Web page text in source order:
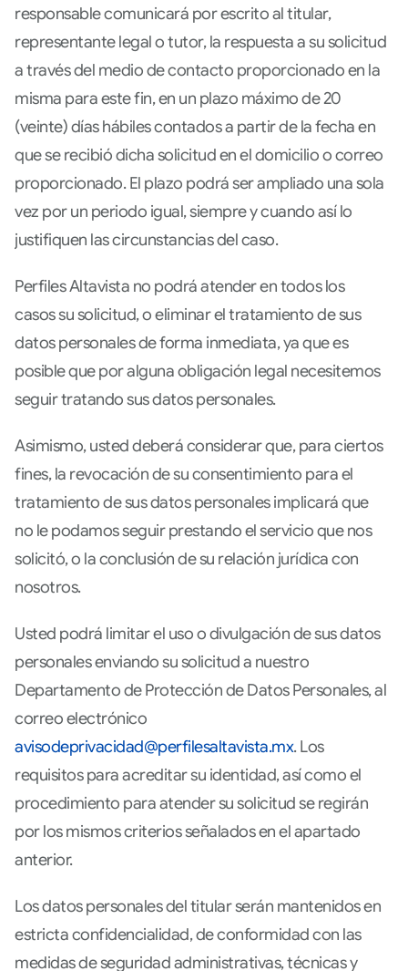
responsable comunicará por escrito al titular,
representante legal o tutor, la respuesta a su solicitud
a través del medio de contacto proporcionado en la
misma para este fin, en un plazo máximo de 20
(veinte) días hábiles contados a partir de la fecha en
que se recibió dicha solicitud en el domicilio o correo
proporcionado. El plazo podrá ser ampliado una sola
vez por un periodo igual, siempre y cuando así lo
justifiquen las circunstancias del caso.
Perfiles Altavista no podrá atender en todos los
casos su solicitud, o eliminar el tratamiento de sus
datos personales de forma inmediata, ya que es
posible que por alguna obligación legal necesitemos
seguir tratando sus datos personales.
Asimismo, usted deberá considerar que, para ciertos
fines, la revocación de su consentimiento para el
tratamiento de sus datos personales implicará que
no le podamos seguir prestando el servicio que nos
solicitó, o la conclusión de su relación jurídica con
nosotros.
Usted podrá limitar el uso o divulgación de sus datos
personales enviando su solicitud a nuestro
Departamento de Protección de Datos Personales, al
correo electrónico
avisodeprivacidad@perfilesaltavista.mx. Los
requisitos para acreditar su identidad, así como el
procedimiento para atender su solicitud se regirán
por los mismos criterios señalados en el apartado
anterior.
Los datos personales del titular serán mantenidos en
estricta confidencialidad, de conformidad con las
medidas de seguridad administrativas, técnicas y